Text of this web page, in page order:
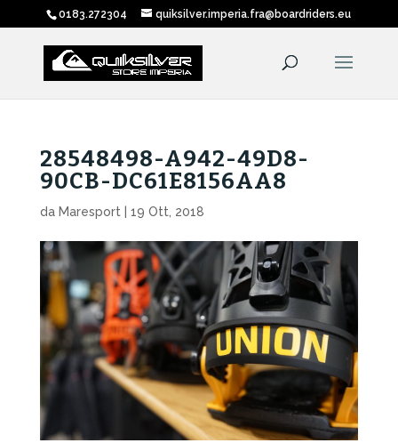
0183.272304 quiksilver.imperia.fra@boardriders.eu
28548498-A942-49D8-
90CB-DC61E8156AA8
da Maresport 19 Ott, 2018